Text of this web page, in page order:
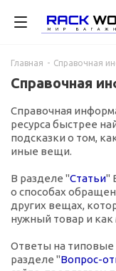
Главная - Справочная
Справочная
Справочная
ресурса быстрее
подсказки о том,
иные вещи.
В разделе "Статьи"
о способах
других вещах,
нужный товар и как
Ответы на типовые
разделе "Вопрос-